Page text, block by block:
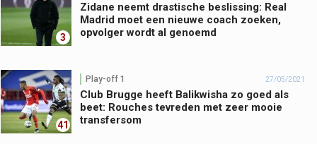
3
Zidane neemt drastische beslissing: Real
Madrid moet een nieuwe coach zoeken,
opvolger wordt al genoemd
41
Play-off 1 27/05/2021
Club Brugge heeft Balikwisha zo goed als
beet: Rouches tevreden met zeer mooie
transfersom